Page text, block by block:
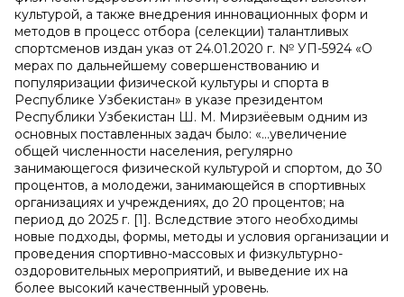
культурой, а также внедрения инновационных форм и
методов в процесс отбора (селекции) талантливых
спортсменов издан указ от 24.01.2020 г. № УП-5924 «О
мерах по дальнейшему совершенствованию и
популяризации физической культуры и спорта в
Республике Узбекистан» в указе президентом
Республики Узбекистан Ш. М. Мирзиёевым одним из
основных поставленных задач было: «…увеличение
общей численности населения, регулярно
занимающегося физической культурой и спортом, до 30
процентов, а молодежи, занимающейся в спортивных
организациях и учреждениях, до 20 процентов; на
период до 2025 г. [1]. Вследствие этого необходимы
новые подходы, формы, методы и условия организации и
проведения спортивно-массовых и физкультурно-
оздоровительных мероприятий, и выведение их на
более высокий качественный уровень.